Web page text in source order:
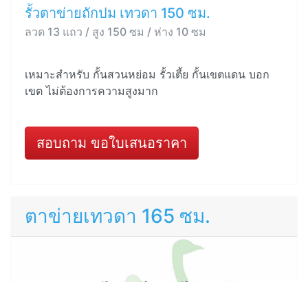
รั้วตาข่ายถักปม เทวดา 150 ซม.
ลวด 13 แถว / สูง 150 ซม / ห่าง 10 ซม
เหมาะสำหรับ กั้นสวนหย่อม รั้วเตี้ย กั้นเขตแดน บอก
เขต ไม่ต้องการความสูงมาก
สอบถาม ขอใบเสนอราคา
ตาข่ายเทวดา 165 ซม.